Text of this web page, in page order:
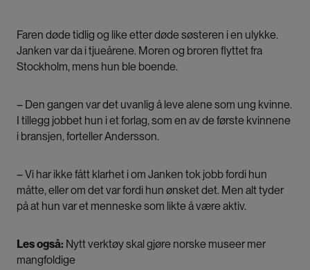
Faren døde tidlig og like etter døde søsteren i en ulykke.
Janken var da i tjueårene. Moren og broren flyttet fra
Stockholm, mens hun ble boende.
– Den gangen var det uvanlig å leve alene som ung kvinne.
I tillegg jobbet hun i et forlag, som en av de første kvinnene
i bransjen, forteller Andersson.
– Vi har ikke fått klarhet i om Janken tok jobb fordi hun
måtte, eller om det var fordi hun ønsket det. Men alt tyder
på at hun var et menneske som likte å være aktiv.
Les også: Nytt verktøy skal gjøre norske museer mer
mangfoldige